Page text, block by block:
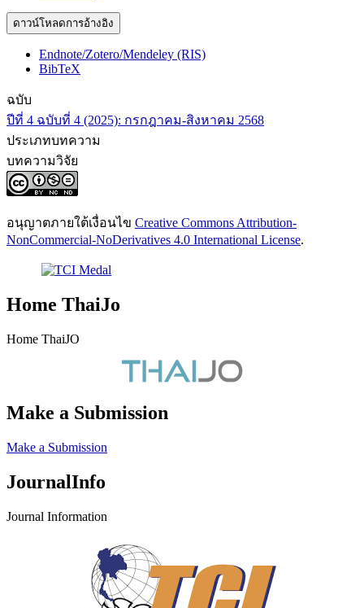
ดาวน์โหลดการอ้างอิง
Endnote/Zotero/Mendeley (RIS)
BibTeX
ฉบับ
ปีที่ 4 ฉบับที่ 4 (2025): กรกฎาคม-สิงหาคม 2568
ประเภทบทความ
บทความวิจัย
อนุญาตภายใต้เงื่อนไข Creative Commons Attribution-
NonCommercial-NoDerivatives 4.0 International License.
Home ThaiJo
Home ThaiJO
Make a Submission
Make a Submission
JournalInfo
Journal Information